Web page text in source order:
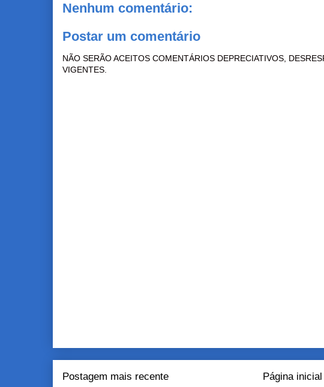
Nenhum comentário:
Postar um comentário
NÃO SERÃO ACEITOS COMENTÁRIOS DEPRECIATIVOS,
VIGENTES.
Postagem mais recente Página inicial